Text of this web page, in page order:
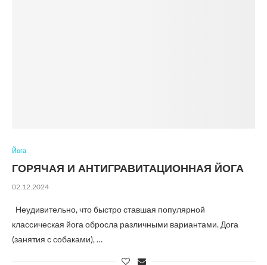
Йога
ГОРЯЧАЯ И АНТИГРАВИТАЦИОННАЯ ЙОГА
02.12.2024
Неудивительно, что быстро ставшая популярной
классическая йога обросла различными вариантами. Дога
(занятия с собаками), …